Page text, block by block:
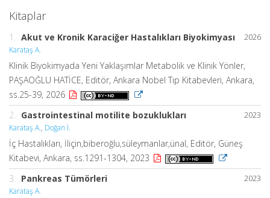
Kitaplar
2026
1. Akut ve Kronik Karaciğer Hastalıkları Biyokimyası
Karataş A.
Klinik Biyokimyada Yeni Yaklaşımlar Metabolik ve Klinik Yönler,
PAŞAOĞLU HATİCE, Editör, Ankara Nobel Tıp Kitabevleri, Ankara,
ss.25-39, 2026
2023
2. Gastrointestinal motilite bozuklukları
Karataş A., Doğan İ.
İç Hastalıkları, İliçin,biberoğlu,süleymanlar,ünal, Editör, Güneş
Kitabevi, Ankara, ss.1291-1304, 2023
2023
3. Pankreas Tümörleri
Karataş A.